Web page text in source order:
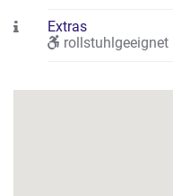
Extras
rollstuhlgeeignet